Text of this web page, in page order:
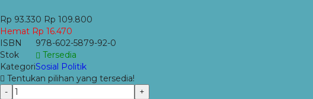
Rp 93.330 Rp 109.800
Hemat Rp 16.470
ISBN
978-602-5879-92-0
Stok
Tersedia
KategoriSosial Politik
Tentukan pilihan yang tersedia!
-
+